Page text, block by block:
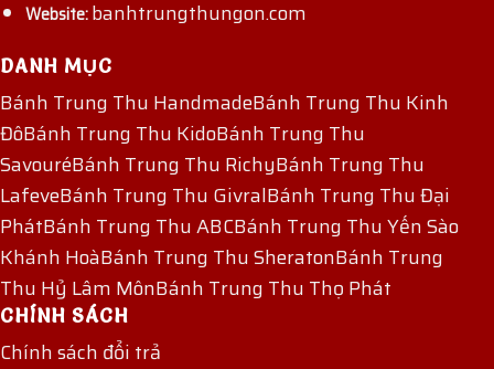
Website:banhtrungthungon.com
DANH MỤC
Bánh Trung Thu HandmadeBánh Trung Thu Kinh
ĐôBánh Trung Thu KidoBánh Trung Thu
SavouréBánh Trung Thu RichyBánh Trung Thu
LafeveBánh Trung Thu GivralBánh Trung Thu Đại
PhátBánh Trung Thu ABCBánh Trung Thu Yến Sào
Khánh HoàBánh Trung Thu SheratonBánh Trung
Thu Hỷ Lâm MônBánh Trung Thu Thọ Phát
CHÍNH SÁCH
Chính sách đổi trả